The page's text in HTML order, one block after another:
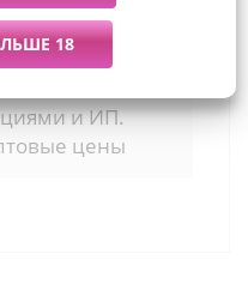
и ИП.
цены